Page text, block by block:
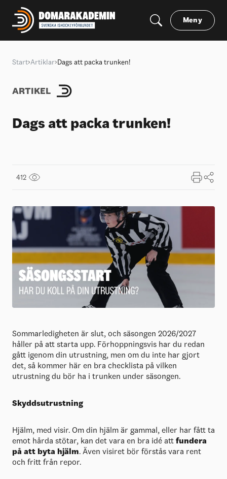
Meny
Start Artiklar Dags att packa trunken!
ARTIKEL
Dags att packa trunken!
412
Sommarledigheten är slut, och säsongen 2026/2027
håller på att starta upp. Förhoppningsvis har du redan
gått igenom din utrustning, men om du inte har gjort
det, så kommer här en bra checklista på vilken
utrustning du bör ha i trunken under säsongen.
Skyddsutrustning
Hjälm, med visir. Om din hjälm är gammal, eller har fått ta
emot hårda stötar, kan det vara en bra idé att fundera
på att byta hjälm. Även visiret bör förstås vara rent
och fritt från repor.